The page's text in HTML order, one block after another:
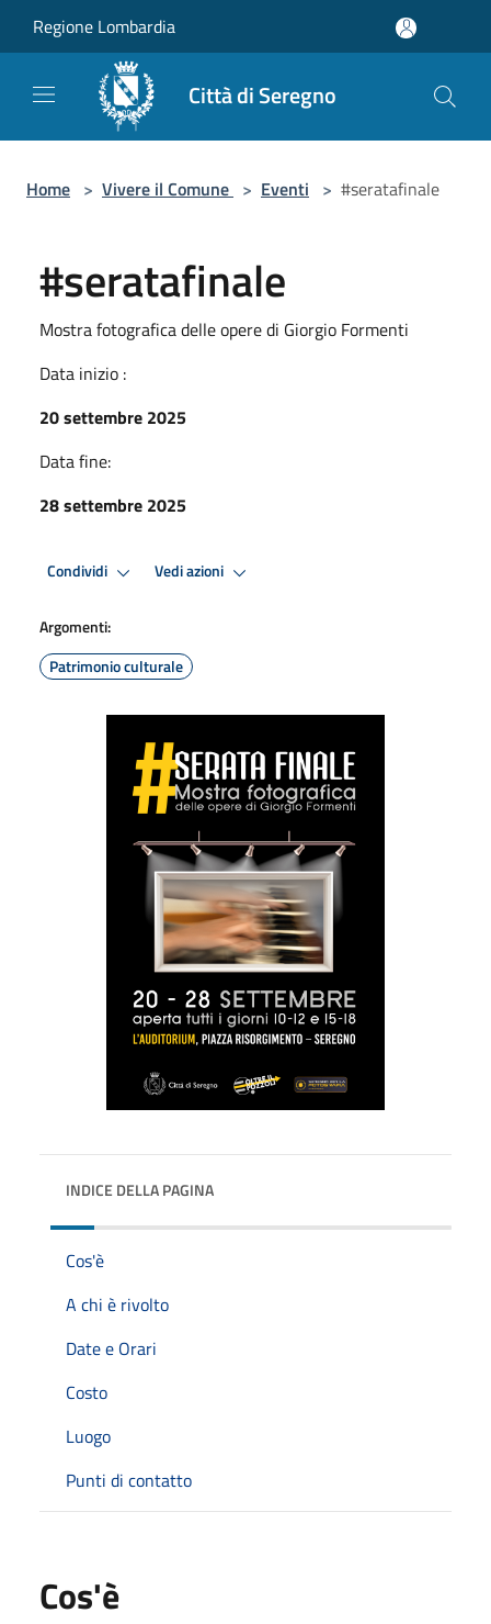
Regione Lombardia
Città di Seregno
Home > Vivere il Comune > Eventi > #seratafinale
#seratafinale
Mostra fotografica delle opere di Giorgio Formenti
Data inizio :
20 settembre 2025
Data fine:
28 settembre 2025
Condividi Vedi azioni
Argomenti:
Patrimonio culturale
INDICE DELLA PAGINA
Cos'è
A chi è rivolto
Date e Orari
Costo
Luogo
Punti di contatto
Cos'è